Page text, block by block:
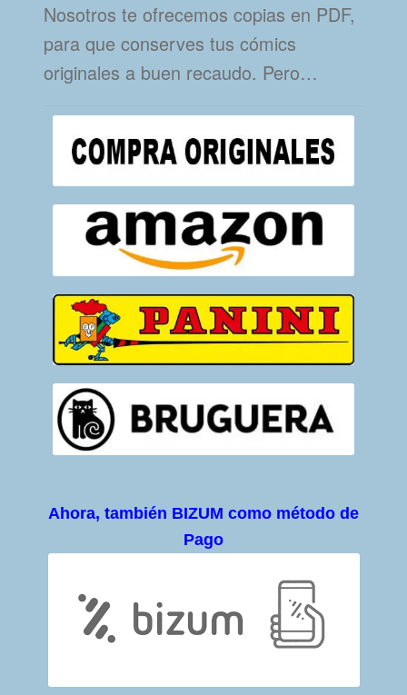
Nosotros te ofrecemos copias en PDF,
para que conserves tus cómics
originales a buen recaudo. Pero…
Ahora, también BIZUM como método de
Pago